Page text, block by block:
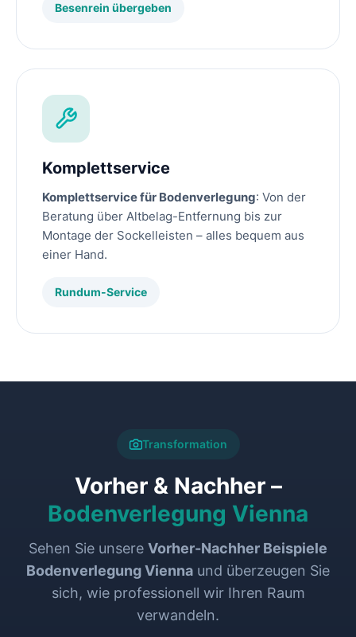
Besenrein übergeben
Komplettservice
Komplettservice für Bodenverlegung: Von der
Beratung über Altbelag-Entfernung bis zur
Montage der Sockelleisten – alles bequem aus
einer Hand.
Rundum-Service
Transformation
Vorher & Nachher –
Bodenverlegung Vienna
Sehen Sie unsere Vorher-Nachher Beispiele
Bodenverlegung Vienna und überzeugen Sie
sich, wie professionell wir Ihren Raum
verwandeln.